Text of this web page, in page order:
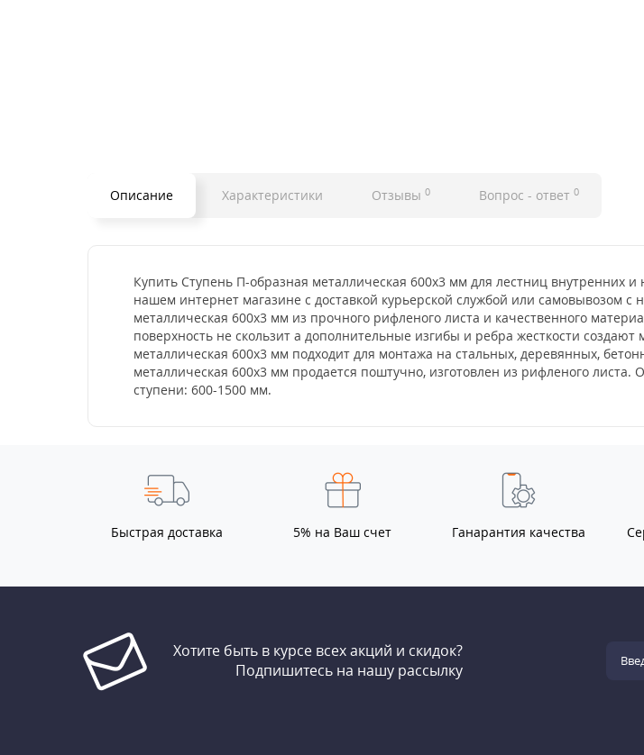
Описание Характеристики Отзывы 0 Вопрос - ответ 0
Купить Ступень П-образная металлическая 600x3 мм для лестниц внутренних
нашем интернет магазине с доставкой курьерской службой или самовывозом
металлическая 600x3 мм из прочного рифленого листа и качественного
поверхность не скользит а дополнительные изгибы и ребра жесткости
металлическая 600x3 мм подходит для монтажа на стальных, деревянных,
металлическая 600x3 мм продается поштучно, изготовлен из рифленого
ступени: 600-1500 мм.
Быстрая доставка 5% на Ваш счет Ганарантия качества
Хотите быть в курсе всех акций и скидок?
Подпишитесь на нашу рассылку